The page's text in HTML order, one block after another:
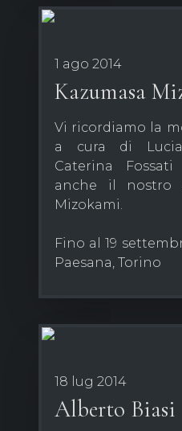
1 ago 2014
Kazumasa
Vi ricordiamo la
a cura di
Caterina
anche il nostro
Mizokami.
Fino al 19
Paesana, Torino
18 lug 2014
Alberto Biasi